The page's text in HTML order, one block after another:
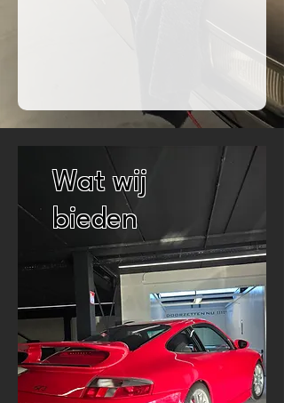
Wat wij
bieden